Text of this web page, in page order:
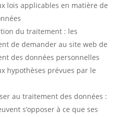
lois applicables en matière de
du traitement : les
de demander au site web de
des données personnelles
hypothèses prévues par le
au traitement des données :
s’opposer à ce que ses